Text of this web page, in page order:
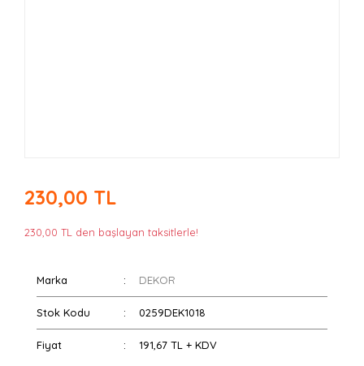
230,00 TL
230,00 TL den başlayan taksitlerle!
Marka DEKOR
Stok Kodu 0259DEK1018
Fiyat 191,67 TL + KDV